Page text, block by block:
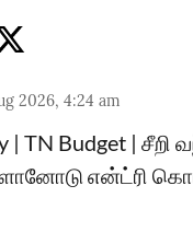
2026, 4:24 am
| TN Budget | சீறி
என்ட்ரி